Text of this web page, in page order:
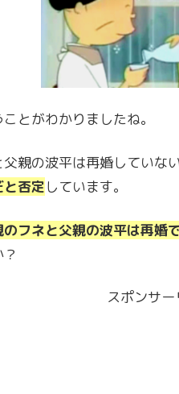
とがわかりましたね。
親の波平は再婚していな
否定しています。
のフネと父親の波平は再婚
スポンサー